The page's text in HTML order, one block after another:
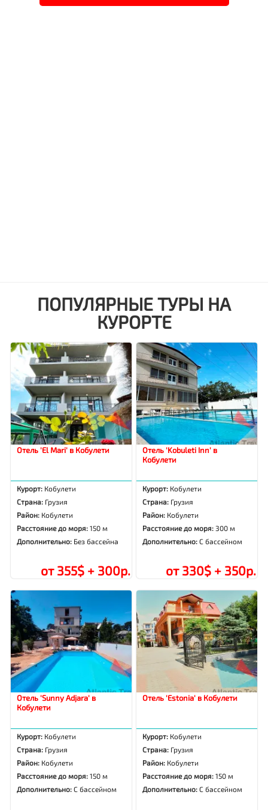
ПОПУЛЯРНЫЕ ТУРЫ НА
КУРОРТЕ
Отель 'El Mari' в Кобулети
Курорт: Кобулети
Страна: Грузия
Район: Кобулети
Расстояние до моря:150 м
Дополнительно: Без бассейна
от 355$ + 300р.
Отель 'Kobuleti Inn' в
Кобулети
Курорт: Кобулети
Страна: Грузия
Район: Кобулети
Расстояние до моря: 300 м
Дополнительно:С бассейном
от 330$ + 350р.
Отель 'Sunny Adjara' в
Кобулети
Курорт: Кобулети
Страна: Грузия
Район: Кобулети
Расстояние до моря:150 м
Дополнительно:С бассейном
Отель 'Estonia' в Кобулети
Курорт: Кобулети
Страна: Грузия
Район: Кобулети
Расстояние до моря:150 м
Дополнительно:С бассейном